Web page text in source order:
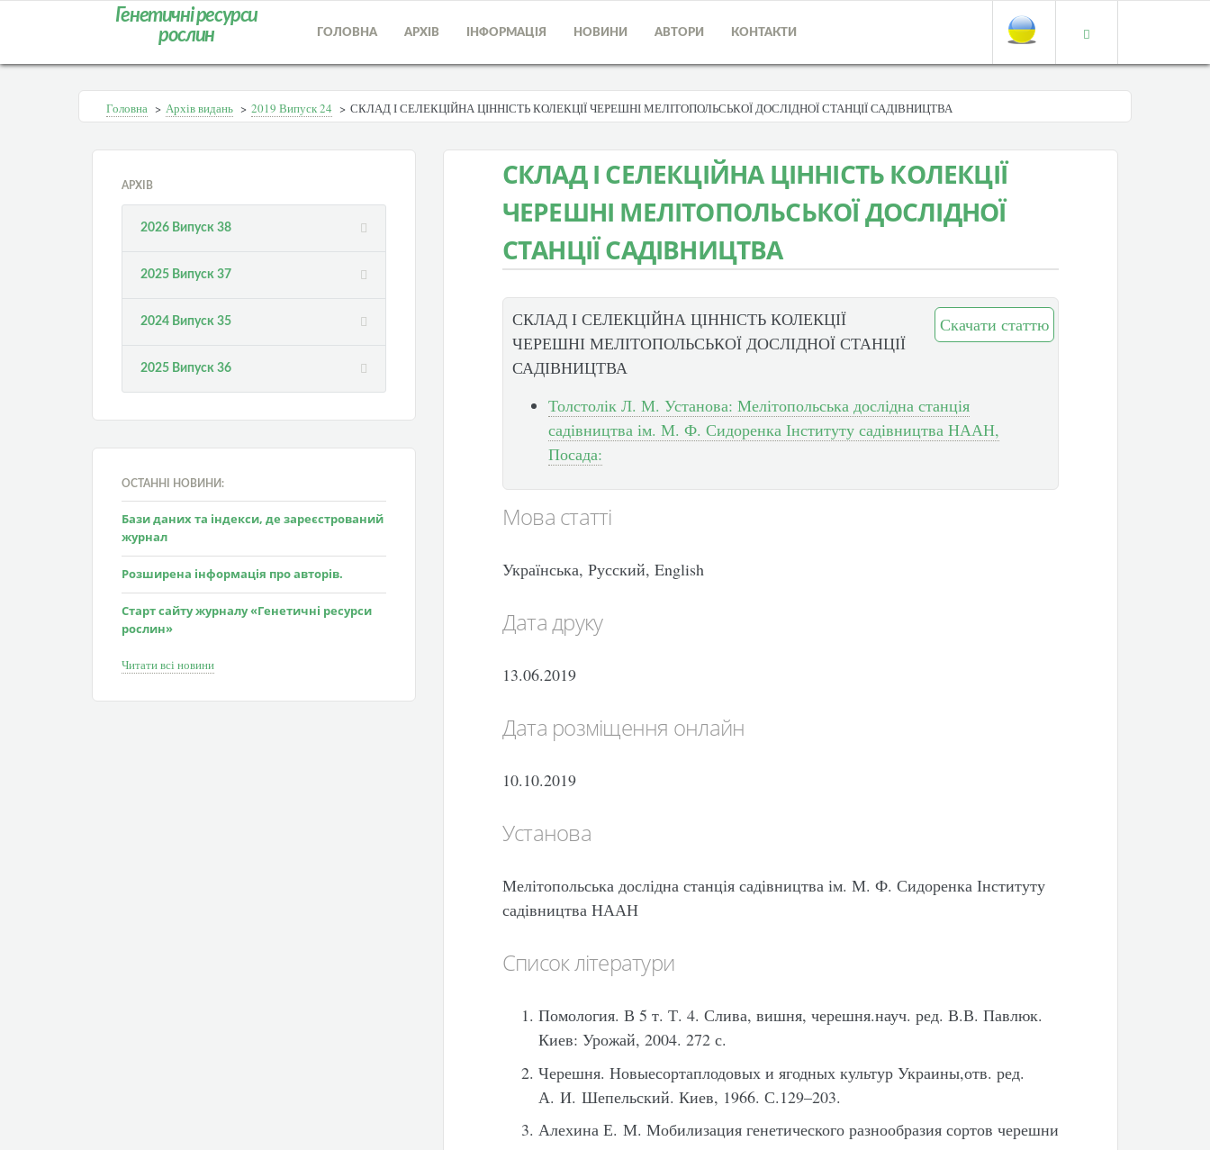
Генетичні ресурси
рослин
ГОЛОВНА АРХІВ ІНФОРМАЦІЯ НОВИНИ АВТОРИ КОНТАКТИ
Головна > Архів видань > 2019 Випуск 24 > СКЛАД І СЕЛЕКЦІЙНА ЦІННІСТЬ КОЛЕКЦІЇ ЧЕРЕШНІ МЕЛІТОПОЛЬСЬКОЇ ДОСЛІДНОЇ СТАНЦІЇ САДІВНИЦТВА
АРХІВ
2026 Випуск 38
2025 Випуск 37
2024 Випуск 35
2025 Випуск 36
ОСТАННІ НОВИНИ:
Бази даних та індекси, де зареєстрований
журнал
Розширена інформація про авторів.
Старт сайту журналу «Генетичні ресурси
рослин»
Читати всі новини
СКЛАД І СЕЛЕКЦІЙНА ЦІННІСТЬ КОЛЕКЦІЇ
ЧЕРЕШНІ МЕЛІТОПОЛЬСЬКОЇ ДОСЛІДНОЇ
СТАНЦІЇ САДІВНИЦТВА
Скачати статтю
СКЛАД І СЕЛЕКЦІЙНА ЦІННІСТЬ КОЛЕКЦІЇ
ЧЕРЕШНІ МЕЛІТОПОЛЬСЬКОЇ ДОСЛІДНОЇ СТАНЦІЇ
САДІВНИЦТВА
Толстолік Л. М. Установа: Мелітопольська дослідна станція
садівництва ім. М. Ф. Сидоренка Інституту садівництва НААН,
Посада:
Мова статті
Українська, Русский, English
Дата друку
13.06.2019
Дата розміщення онлайн
10.10.2019
Установа
Мелітопольська дослідна станція садівництва ім. М. Ф. Сидоренка Інституту
садівництва НААН
Список літератури
Помология. В 5 т. Т. 4. Слива, вишня, черешня.науч. ред. В.В. Павлюк.
Киев: Урожай, 2004. 272 с.
Черешня. Новыесортаплодовых и ягодных культур Украины,отв. ред.
А. И. Шепельский. Киев, 1966. С.129–203.
Алехина Е. М. Мобилизация генетического разнообразия сортов черешни